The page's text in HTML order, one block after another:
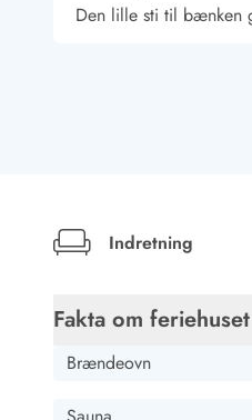
Den lille sti til bænken
være kvaliteten af
Peter Wank
Deutschland
Fremragende udstyret
Indretning
Fakta om
Brændeovn